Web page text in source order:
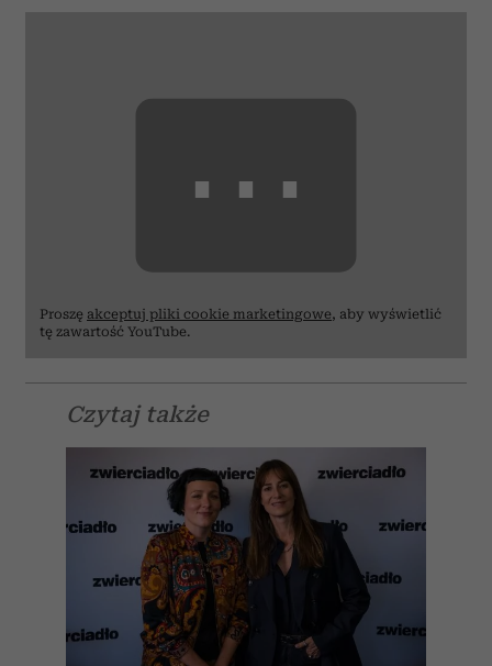
⋯
Proszę akceptuj pliki cookie marketingowe, aby wyświetlić
tę zawartość YouTube.
Czytaj także